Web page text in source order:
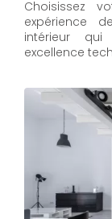
Choisissez
expérience
intérieur qui
excellence